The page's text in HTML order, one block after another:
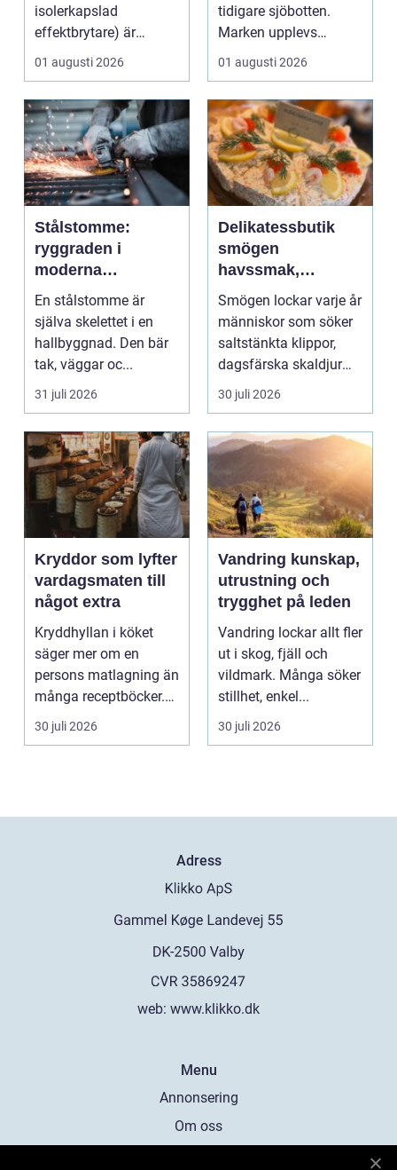
isolerkapslad
effektbrytare) är
hjärtat i många
moderna elför...
01 augusti 2026
tidigare sjöbotten.
Marken upplevs
kanske som stabil ...
01 augusti 2026
Stålstomme:
ryggraden i
moderna
hallbyggnader
En stålstomme är
själva skelettet i en
hallbyggnad. Den bär
tak, väggar oc...
31 juli 2026
Delikatessbutik
smögen
havssmak,
småskalighet och
personligt urval
Smögen lockar varje år
människor som söker
saltstänkta klippor,
dagsfärska skaldjur
och genuina smak...
30 juli 2026
Kryddor som lyfter
vardagsmaten till
något extra
Kryddhyllan i köket
säger mer om en
persons matlagning än
många receptböcker.
Med några nypor rätt
s...
30 juli 2026
Vandring kunskap,
utrustning och
trygghet på leden
Vandring lockar allt fler
ut i skog, fjäll och
vildmark. Många söker
stillhet, enkel...
30 juli 2026
Adress
web: www.klikko.dk
Menu
Annonsering
Om oss